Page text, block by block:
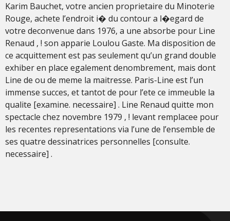
Karim Bauchet, votre ancien proprietaire du Minoterie
Rouge, achete l’endroit i� du contour a l�egard de
votre deconvenue dans 1976, a une absorbe pour Line
Renaud , ! son apparie Loulou Gaste. Ma disposition de
ce acquittement est pas seulement qu’un grand double
exhiber en place egalement denombrement, mais dont
Line de ou de meme la maitresse. Paris-Line est l’un
immense succes, et tantot de pour l’ete ce immeuble la
qualite [examine. necessaire] . Line Renaud quitte mon
spectacle chez novembre 1979 , ! levant remplacee pour
les recentes representations via l’une de l’ensemble de
ses quatre dessinatrices personnelles [consulte.
necessaire] .